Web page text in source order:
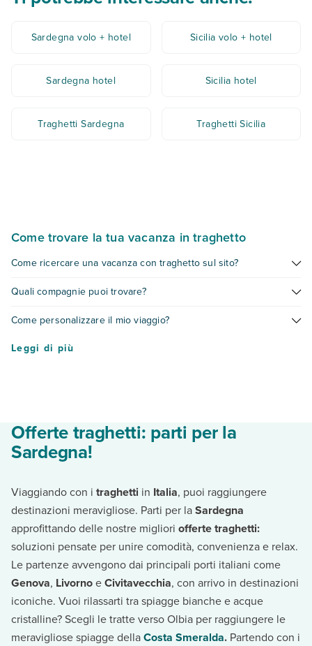
Sardegna volo + hotel Sicilia volo + hotel
Sardegna hotel Sicilia hotel
Traghetti Sardegna Traghetti Sicilia
Come trovare la tua vacanza in traghetto
Come ricercare una vacanza con traghetto sul sito?
traghetto + trasfer tutto compreso. Come trovarla? Ti basta
indicare il numero di partecipanti, il porto di partenza, di arrivo
strutture disponibili in base la ricerca che hai effettuato.
Quali compagnie puoi trovare?
Mediterraneo. Con noi potrai viaggiare con:
GRIMALDI LINES
Come personalizzare il mio viaggio?
Hai trovato l'hotel e il pacchetto viaggio con traghetto che fa
per te? Fantastico! Procedi all'acquisto e personalizza la tua
specifica se viaggi con animali domestici
Dopo aver verificato la disponibilità, aggiungi eventuali servizi
extra e continua con l'ultimo step.
Leggi di più
Offerte traghetti: parti per la
Sardegna!
Viaggiando con i traghetti in Italia, puoi raggiungere
destinazioni meravigliose. Parti per laSardegna
approfittando delle nostre migliori offerte traghetti:
soluzioni pensate per unire comodità, convenienza e relax.
Le partenze avvengono dai principali porti italiani come
Genova, LivornoeCivitavecchia, con arrivo in destinazioni
iconiche. Vuoi rilassarti tra spiagge bianche e acque
cristalline? Scegli le tratte verso Olbia per raggiungere le
meravigliose spiagge dellaCosta Smeralda. Partendo con i